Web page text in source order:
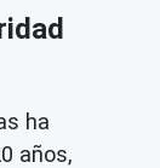
ha
años,